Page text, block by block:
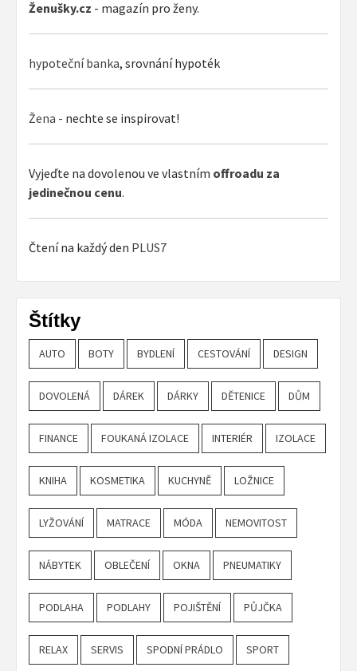
Ženušky.cz - magazín pro ženy.
hypoteční banka, srovnání hypoték
Žena - nechte se inspirovat!
Vyjeďte na dovolenou ve vlastním offroadu za
jedinečnou cenu.
Čtení na každý den PLUS7
Štítky
AUTO BOTY BYDLENÍ CESTOVÁNÍ DESIGN
DOVOLENÁ DÁREK DÁRKY DĚTENICE DŮM
FINANCE FOUKANÁ IZOLACE INTERIÉR IZOLACE
KNIHA KOSMETIKA KUCHYNĚ LOŽNICE
LYŽOVÁNÍ MATRACE MÓDA NEMOVITOST
NÁBYTEK OBLEČENÍ OKNA PNEUMATIKY
PODLAHA PODLAHY POJIŠTĚNÍ PŮJČKA
RELAX SERVIS SPODNÍ PRÁDLO SPORT